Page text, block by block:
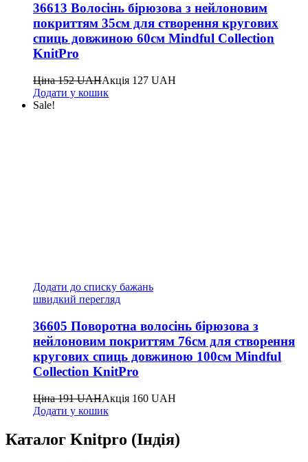
36613 Волосінь бірюзова з нейлоновим
покриттям 35см для створення кругових
спиць довжиною 60см Mindful Collection
KnitPro
Ціна152UAHАкція 127 UAH
Додати у кошик
Sale!
Додати до списку бажань
швидкий перегляд
36605 Поворотна волосінь бірюзова з
нейлоновим покриттям 76см для створення
кругових спиць довжиною 100см Mindful
Collection KnitPro
Ціна191UAHАкція 160 UAH
Додати у кошик
Каталог Knitpro (Індія)